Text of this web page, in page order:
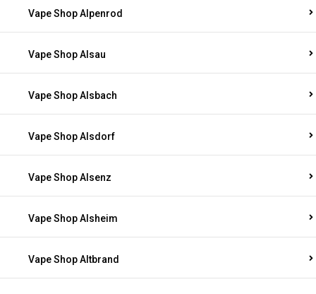
Vape Shop Alpenrod
Vape Shop Alsau
Vape Shop Alsbach
Vape Shop Alsdorf
Vape Shop Alsenz
Vape Shop Alsheim
Vape Shop Altbrand